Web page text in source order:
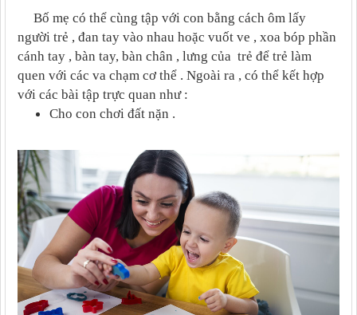
Bố mẹ có thể cùng tập với con bằng cách ôm lấy
người trẻ , đan tay vào nhau hoặc vuốt ve , xoa bóp phần
cánh tay , bàn tay, bàn chân , lưng của trẻ để trẻ làm
quen với các va chạm cơ thể . Ngoài ra , có thể kết hợp
với các bài tập trực quan như :
Cho con chơi đất nặn .